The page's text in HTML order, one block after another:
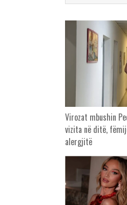
Virozat mbushin
vizita në ditë,
alergjitë